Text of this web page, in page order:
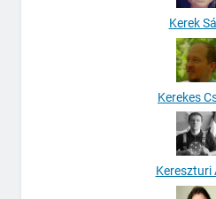
Kerek
Kerekes
Kereszturi